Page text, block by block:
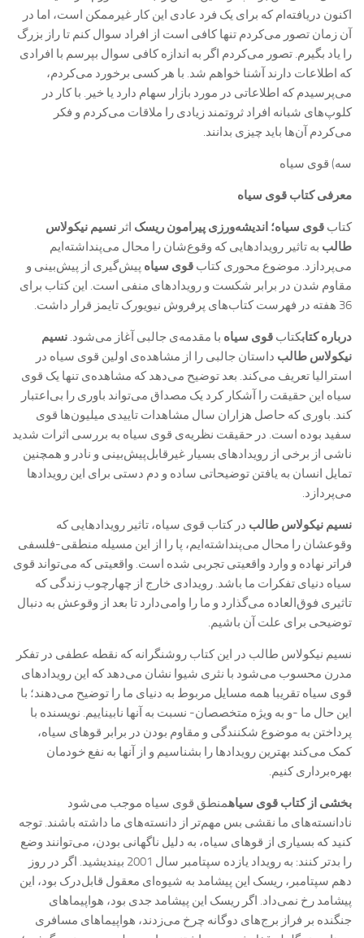
اکنون دریافته‌ام که برای یک فرد عادی این کار غیرممکن است، اما در
آن زمان تصور می‌کردم تنها کافی است از افراد سوال کنم تا راز بزرگ
را یاد بگیرم. تصور می‌کردم اگر به اندازه کافی سوال بپرسم با افرادی
که اطلاعات دارند آشنا خواهم شد. با هر کسی برخورد می‌کردم،
می‌پرسیدم که اطلاعاتی در مورد بازار سهام دارد یا خیر. با کار در
کلوپ‌های شبانه افراد ثروتمند زیادی را ملاقات می‌کردم و فکر
می‌کردم آن‌ها باید چیزی بدانند.
سه) قوی سیاه
معرفی کتاب قوی سیاه
کتاب قوی سیاه؛ اندیشه‌ورزی پیرامون ریسک اثر نسیم نیکولاس
طالب به تاثیر رویدادهایی که وقوع‌شان را محال می‌پنداشته‌ایم
می‌پردازد. موضوع محوری کتاب قوی سیاه پیش‌گیری از پیش‌بینی و
مقاوم شدن در برابر شکست و رویدادهای منفی است. این کتاب برای
36 هفته در فهرست کتاب‌های پرفروش نیویورک تایمز قرار داشت.
درباره کتابکتاب قوی سیاه با مقدمه‌ی جالبی آغاز می‌شود. نسیم
نیکولاس طالب داستان جالبی را از مشاهده‌ی اولین قوی سیاه در
استرالیا تعریف می‌کند. بعد توضیح می‌دهد که مشاهده‌ی تنها یک قوی
سیاه این حقیقت را آشکار کرد یک مصداق می‌تواند باوری را بی‌اعتبار
کند. باوری که حاصل هزاران سال مشاهدات تاییدی میلیون‌ها قوی
سفید بوده است. در حقیقت نظریه‌ی قوی سیاه به بررسی اثرات شدید
ناشی از برخی از رویدادهای بسیار غیرقابل‌پیش‌بینی و نادر و همچنین
تمایل انسان به یافتن توضیحاتی ساده و دم دستی برای این رویدادها
می‌پردازد.
نسیم نیکولاس طالب در کتاب قوی سیاه، تاثیر رویدادهایی که
وقوعشان را محال می‌پنداشته‌ایم، پا را از این مسيله منطقی-فلسفی
فراتر نهاده و وارد واقعیتی تجربی شده است. واقعیتی که می‌تواند قوی
سیاه دنیای تفکرات ما باشد. رویدادی خارج از چهارچوب زندگی که
تاثیری فوق‌العاده می‌گذارد و ما را وامی‌دارد تا بعد از وقوعش به دنبال
توضیحی برای علت آن باشیم.
نسیم نیکولاس طالب در این کتاب روشنگرانه که نقطه عطفی در تفکر
مدرن محسوب می‌شود با نثری شیوا نشان می‌دهد که این رویدادهای
قوی سیاه تقریبا همه مسایل مربوط به دنیای ما را توضیح می‌دهند؛ با
این حال ما -و به ویژه متخصصان- نسبت به آنها نابیناییم. نویسنده با
پرداختن به موضوع شکنندگی و مقاوم بودن در برابر قوهای سیاه،
کمک می‌کند بهترین رویدادها را بشناسیم و از آنها به نفع خودمان
بهره‌برداری کنیم.
بخشی از کتاب قوی سیاهمنطق قوی سیاه موجب می‌شود
نادانسته‌های ما نقشی بس مهم‌تر از دانسته‌های ما داشته باشند. توجه
کنید که بسیاری از قوهای سیاه، به دلیل ناگهانی بودن، می‌توانند وضع
را بدتر کنند: به رویداد یازده سپتامبر سال 2001 بیندیشید. اگر در روز
دهم سپتامبر، ریسک این پیشامد به شیوه‌ای معقول قابل‌درک بود، این
پیشامد رخ نمی‌داد. اگر ریسک این پیشامد جدی بود، هواپیماهای
جنگنده بر فراز برج‌های دوگانه چرخ می‌زدند، هواپیماهای مسافری